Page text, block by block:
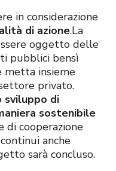
in considerazione
di azione.La
oggetto delle
pubblici bensì
metta insieme
privato.
sviluppo di
sostenibile
di cooperazione
anche
sarà concluso.